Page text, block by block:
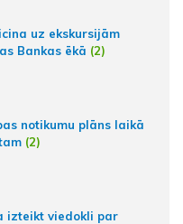
uz ekskursijām
Bankas ēkā (2)
notikumu plāns laikā
(2)
izteikt viedokli par